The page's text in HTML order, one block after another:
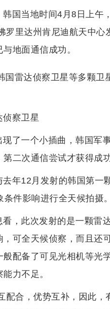
国当地时间4月8日上午
罗里达州肯尼迪航天中
地面通信成功。
国雷达侦察卫星等多颗
察卫星
了一个小插曲，韩国军
二次通信尝试才获得成功
年12月发射的韩国第一
条件影响进行全天候拍摄。
，此次发射的是一颗雷
可全天候侦察，而且还
配备了可见光相机等光
力不足。
配合，优势互补，因此